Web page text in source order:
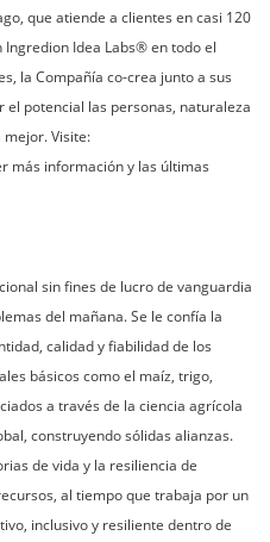
que atiende a clientes en casi 120
Ingredion Idea Labs® en todo el
la Compañía co-crea junto a sus
potencial las personas, naturaleza
Visite:
más información y las últimas
sin fines de lucro de vanguardia
del mañana. Se le confía la
calidad y fiabilidad de los
básicos como el maíz, trigo,
a través de la ciencia agrícola
construyendo sólidas alianzas.
de vida y la resiliencia de
al tiempo que trabaja por un
inclusivo y resiliente dentro de